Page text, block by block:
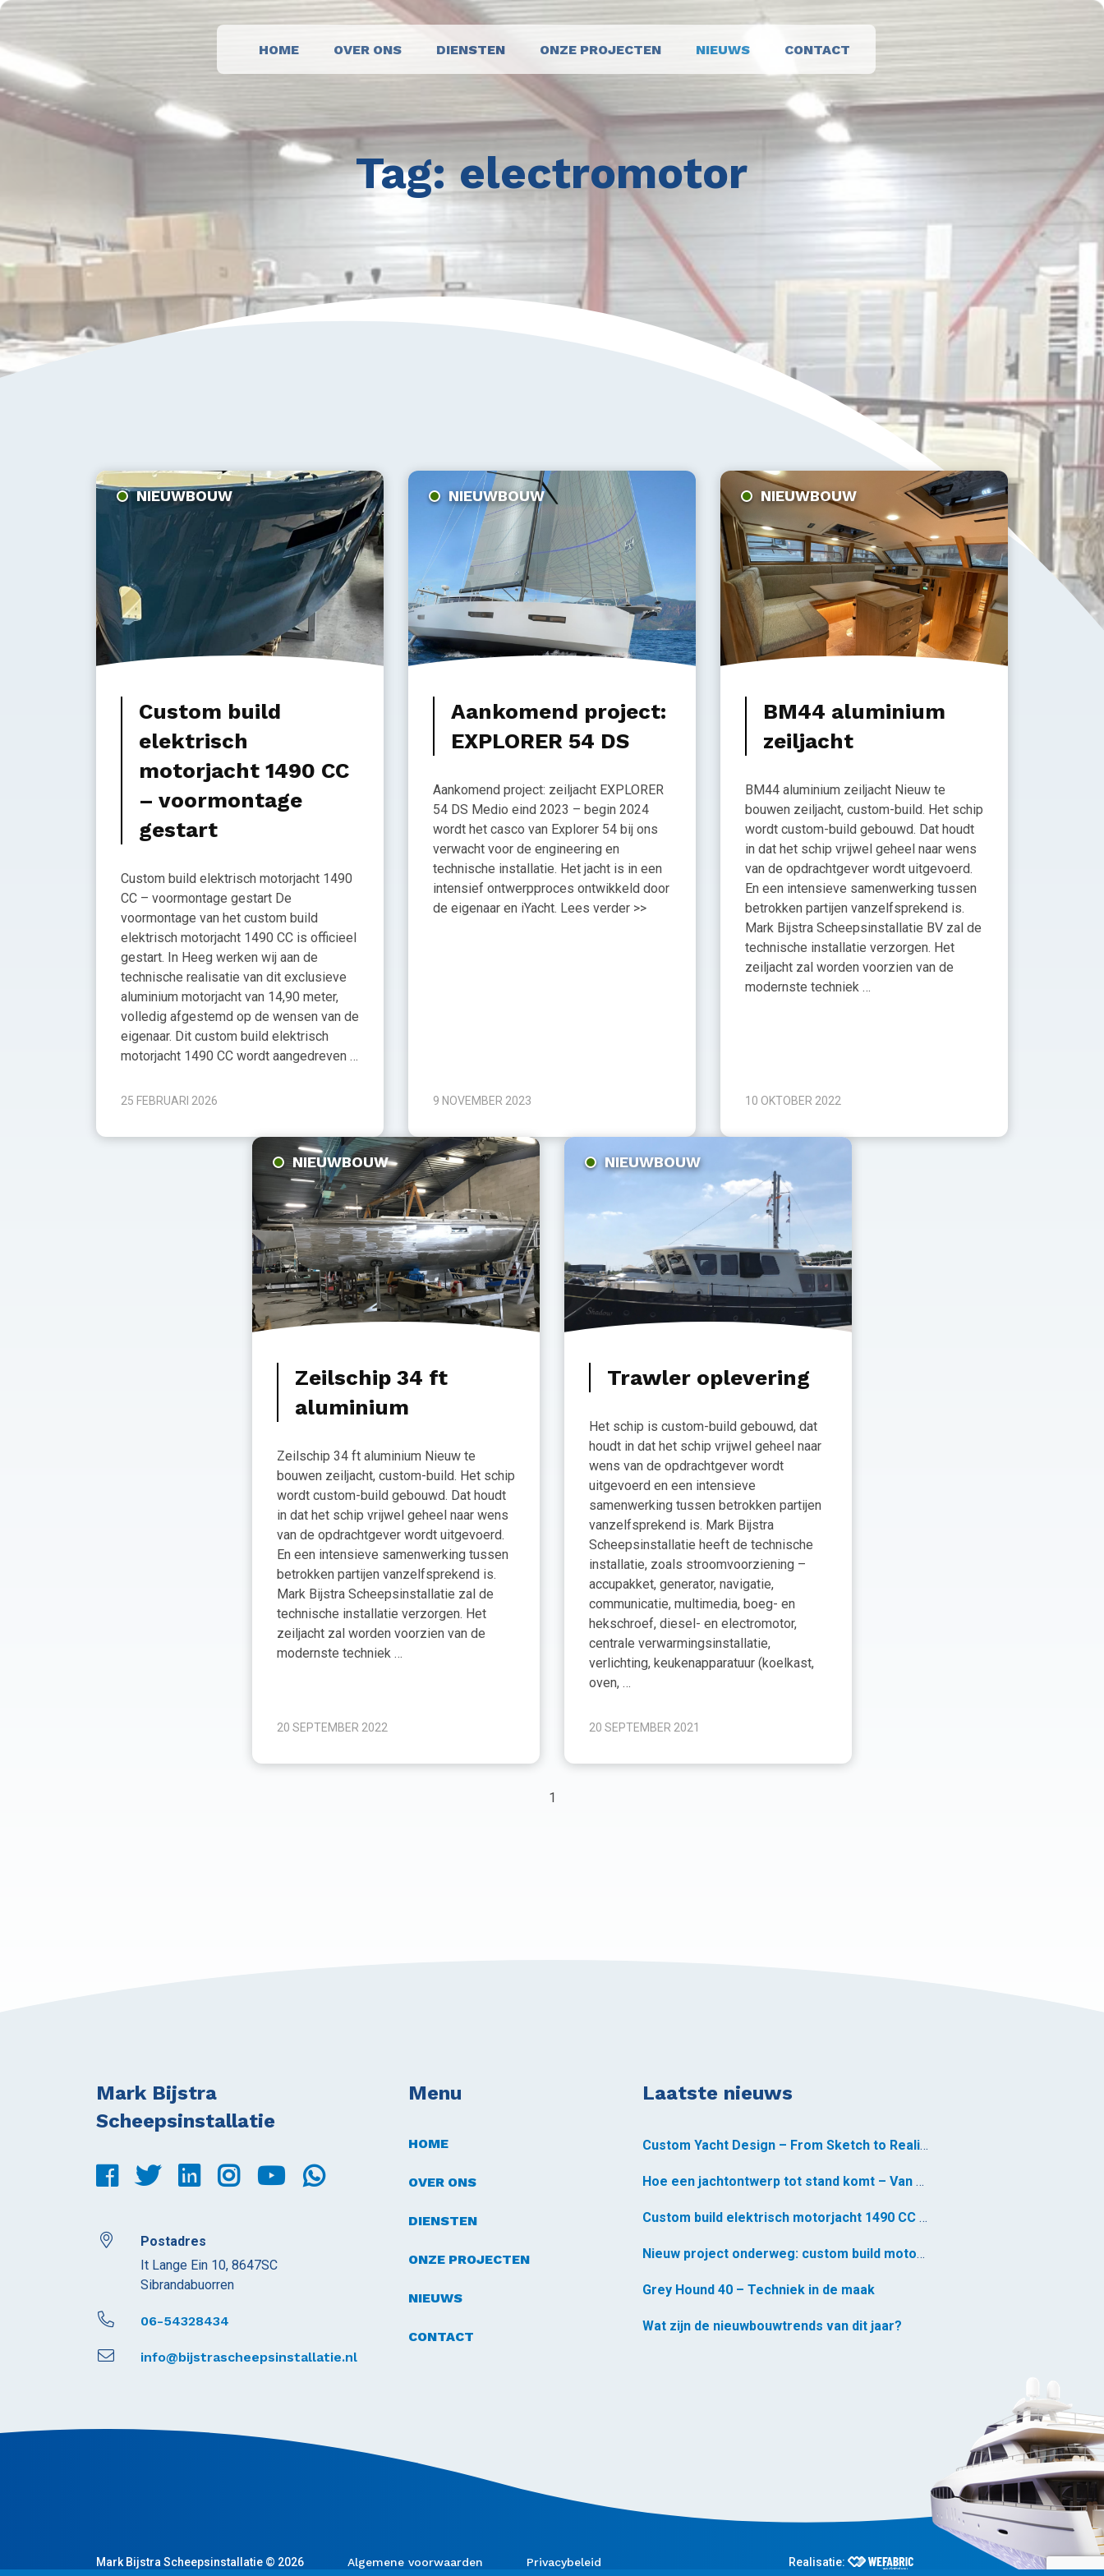
HOME OVER ONS DIENSTEN ONZE PROJECTEN NIEUWS CONTACT
Tag:electromotor
NIEUWBOUW
Custom build
elektrisch
motorjacht 1490 CC
– voormontage
gestart
Custom build elektrisch motorjacht 1490
CC – voormontage gestart De
voormontage van het custom build
elektrisch motorjacht 1490 CC is officieel
gestart. In Heeg werken wij aan de
technische realisatie van dit exclusieve
aluminium motorjacht van 14,90 meter,
volledig afgestemd op de wensen van de
eigenaar. Dit custom build elektrisch
motorjacht 1490 CC wordt aangedreven …
25 FEBRUARI 2026
NIEUWBOUW
Aankomend project:
EXPLORER 54 DS
Aankomend project: zeiljacht EXPLORER
54 DS Medio eind 2023 – begin 2024
wordt het casco van Explorer 54 bij ons
verwacht voor de engineering en
technische installatie. Het jacht is in een
intensief ontwerpproces ontwikkeld door
de eigenaar en iYacht. Lees verder >>
9 NOVEMBER 2023
NIEUWBOUW
BM44 aluminium
zeiljacht
BM44 aluminium zeiljacht Nieuw te
bouwen zeiljacht, custom-build. Het schip
wordt custom-build gebouwd. Dat houdt
in dat het schip vrijwel geheel naar wens
van de opdrachtgever wordt uitgevoerd.
En een intensieve samenwerking tussen
betrokken partijen vanzelfsprekend is.
Mark Bijstra Scheepsinstallatie BV zal de
technische installatie verzorgen. Het
zeiljacht zal worden voorzien van de
modernste techniek …
10 OKTOBER 2022
NIEUWBOUW
Zeilschip 34 ft
aluminium
Zeilschip 34 ft aluminium Nieuw te
bouwen zeiljacht, custom-build. Het schip
wordt custom-build gebouwd. Dat houdt
in dat het schip vrijwel geheel naar wens
van de opdrachtgever wordt uitgevoerd.
En een intensieve samenwerking tussen
betrokken partijen vanzelfsprekend is.
Mark Bijstra Scheepsinstallatie zal de
technische installatie verzorgen. Het
zeiljacht zal worden voorzien van de
modernste techniek …
20 SEPTEMBER 2022
NIEUWBOUW
Trawler oplevering
Het schip is custom-build gebouwd, dat
houdt in dat het schip vrijwel geheel naar
wens van de opdrachtgever wordt
uitgevoerd en een intensieve
samenwerking tussen betrokken partijen
vanzelfsprekend is. Mark Bijstra
Scheepsinstallatie heeft de technische
installatie, zoals stroomvoorziening –
accupakket, generator, navigatie,
communicatie, multimedia, boeg- en
hekschroef, diesel- en electromotor,
centrale verwarmingsinstallatie,
verlichting, keukenapparatuur (koelkast,
oven, …
20 SEPTEMBER 2021
1
Mark Bijstra
Scheepsinstallatie
Postadres
It Lange Ein 10, 8647SC
Sibrandabuorren
06-54328434
info@bijstrascheepsinstallatie.nl
Menu
HOME
OVER ONS
DIENSTEN
ONZE PROJECTEN
NIEUWS
CONTACT
Laatste nieuws
Custom Yacht Design – From Sketch to Reality
Hoe een jachtontwerp tot stand komt – Van schets tot realiteit *
Custom build elektrisch motorjacht 1490 CC – voormontage gestart
Nieuw project onderweg: custom build motorjacht 1490 CC
Grey Hound 40 – Techniek in de maak
Wat zijn de nieuwbouwtrends van dit jaar?
Mark Bijstra Scheepsinstallatie © 2026 Algemene voorwaarden Privacybeleid Realisatie: